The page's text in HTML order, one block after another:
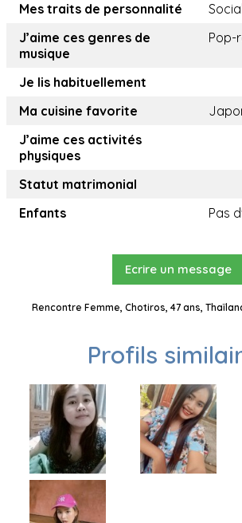
Mes traits de personnalité
J’aime ces genres de
musique
Pop-
Je lis habituellement
Ma cuisine favorite
J’aime ces activités
physiques
Statut matrimonial
Enfants
Pas
Ecrire un message
Rencontre Femme, Chotiros, 47 ans,
Profils